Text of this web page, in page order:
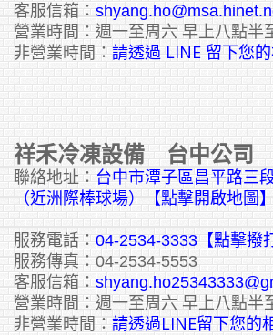
客服信箱：
營業時間：週一至周六 早上八點半
非營業時間： 請透過 LINE 留下您
祥禾冷凍設備 台中公司
聯絡地址： 台中市潭子區昌平路三
（近洲際棒球場）【點擊開啟地圖】
服務電話： 04-2534-3333 【點擊撥
服務傳真：04-2534-5553
客服信箱：
營業時間：週一至周六 早上八點半
非營業時間： 請透過LINE留下您的